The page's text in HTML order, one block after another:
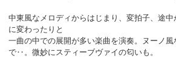
中東風なメロディからはじまり、変拍子、途
に変わったりと
一曲の中での展開が多い楽曲を演奏。ヌーノ
で‥。微妙にスティーブヴァイの匂いも。